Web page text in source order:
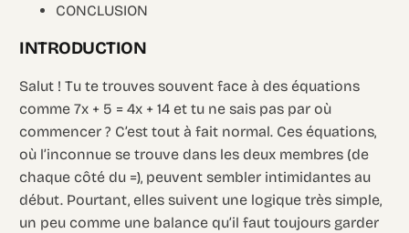
CONCLUSION
INTRODUCTION
Salut ! Tu te trouves souvent face à des équations
comme 7x + 5 = 4x + 14 et tu ne sais pas par où
commencer ? C’est tout à fait normal. Ces équations,
où l’inconnue se trouve dans les deux membres (de
chaque côté du =), peuvent sembler intimidantes au
début. Pourtant, elles suivent une logique très simple,
un peu comme une balance qu’il faut toujours garder